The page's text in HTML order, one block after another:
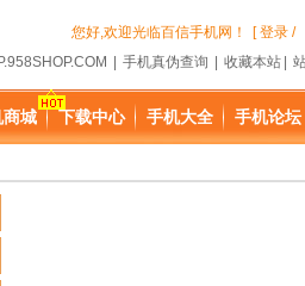
您好,欢迎光临百信手机网！ [ 登录 /
手机真伪查询 收藏本站
商城 下载中心 手机大全 手机论坛